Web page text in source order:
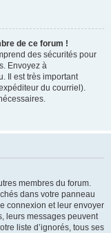
de ce forum !
des sécurités pour
Envoyez à
Il est très important
du courriel).
membres du forum.
dans votre panneau
connexion et leur envoyer
leurs messages peuvent
liste d’ignorés, tous ses